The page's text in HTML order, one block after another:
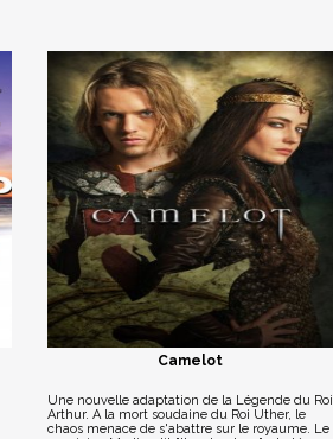
Camelot
Une nouvelle adaptation de la Légende du Roi
Arthur. A la mort soudaine du Roi Uther, le
chaos menace de s'abattre sur le royaume. Le